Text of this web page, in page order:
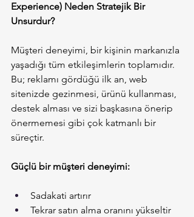
Experience) Neden Stratejik Bir
Unsurdur?
Müşteri deneyimi, bir kişinin markanızla
yaşadığı tüm etkileşimlerin toplamıdır.
Bu; reklamı gördüğü ilk an, web
sitenizde gezinmesi, ürünü kullanması,
destek alması ve sizi başkasına önerip
önermemesi gibi çok katmanlı bir
süreçtir.
Güçlü bir müşteri deneyimi:
Sadakati artırır
Tekrar satın alma oranını yükseltir